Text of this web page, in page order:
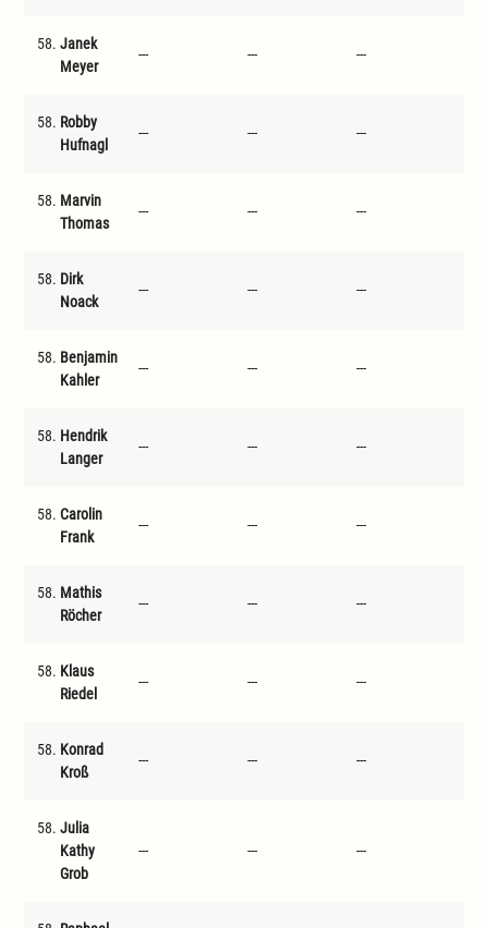
58. Janek
Meyer
--- --- ---
58. Robby
Hufnagl
--- --- ---
58. Marvin
Thomas
--- --- ---
58. Dirk
Noack
--- --- ---
58. Benjamin
Kahler
--- --- ---
58. Hendrik
Langer
--- --- ---
58. Carolin
Frank
--- --- ---
58. Mathis
Röcher
--- --- ---
58. Klaus
Riedel
--- --- ---
58. Konrad
Kroß
--- --- ---
58. Julia
Kathy
Grob
--- --- ---